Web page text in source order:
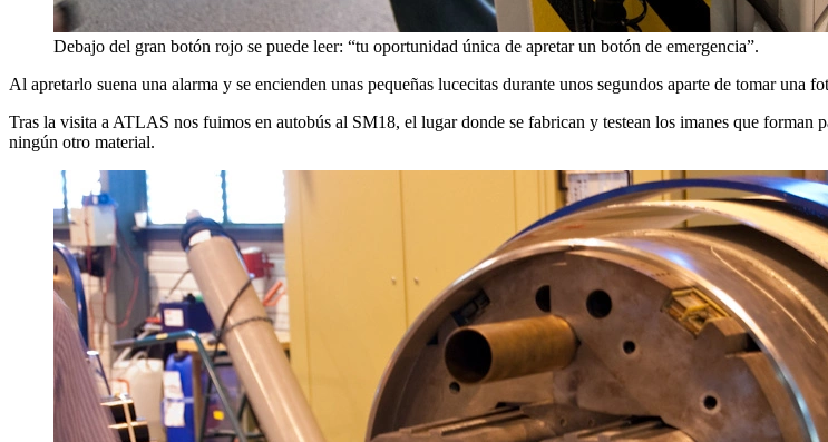
Debajo del gran botón rojo se puede leer: “tu oportunidad única de apretar un botón de emergencia”.
Al apretarlo suena una alarma y se encienden unas pequeñas lucecitas durante unos segundos aparte de tomar una
Tras la visita a ATLAS nos fuimos en autobús al SM18, el lugar donde se fabrican y testean los imanes que
ningún otro material.